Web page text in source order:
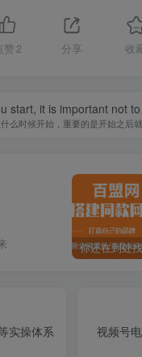
赞 2 分享 收
start, it is important not
么时候开始，重要的是开始之后
实操体系
视频号